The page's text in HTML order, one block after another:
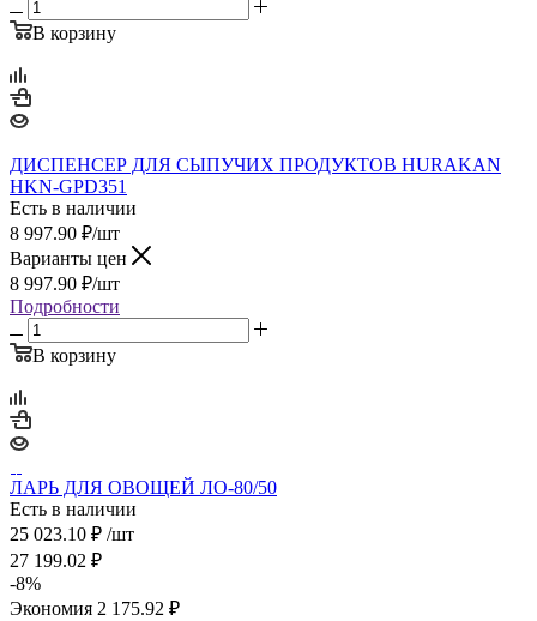
В корзину
ДИСПЕНСЕР ДЛЯ СЫПУЧИХ ПРОДУКТОВ HURAKAN
HKN-GPD351
Есть в наличии
8 997.90 ₽/шт
Варианты цен
8 997.90 ₽/шт
Подробности
В корзину
ЛАРЬ ДЛЯ ОВОЩЕЙ ЛО-80/50
Есть в наличии
25 023.10 ₽ /шт
27 199.02 ₽
-8%
Экономия 2 175.92 ₽